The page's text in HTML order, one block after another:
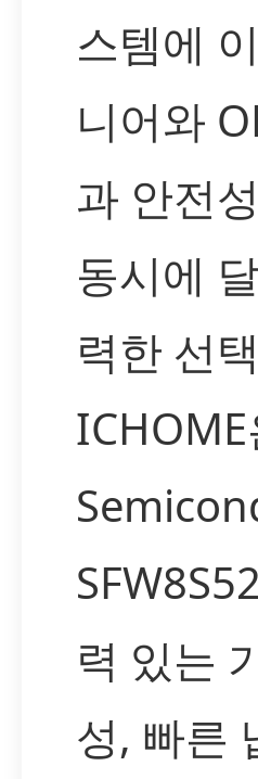
스템에
니어와
과 안전
동시에
력한 선
력 있는
성, 빠른